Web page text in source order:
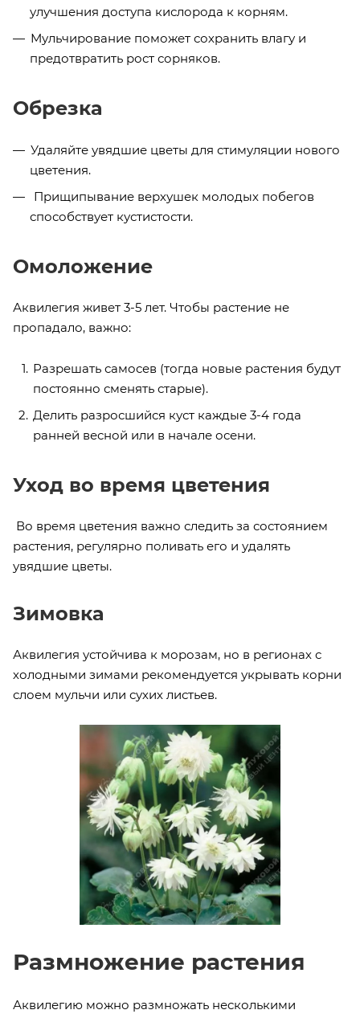
улучшения доступа кислорода к корням.
Мульчирование поможет сохранить влагу и
предотвратить рост сорняков.
Обрезка
Удаляйте увядшие цветы для стимуляции нового
цветения.
Прищипывание верхушек молодых побегов
способствует кустистости.
Омоложение
Аквилегия живет 3-5 лет. Чтобы растение не
пропадало, важно:
Разрешать самосев (тогда новые растения будут
постоянно сменять старые).
Делить разросшийся куст каждые 3-4 года
ранней весной или в начале осени.
Уход во время цветения
Во время цветения важно следить за состоянием
растения, регулярно поливать его и удалять
увядшие цветы.
Зимовка
Аквилегия устойчива к морозам, но в регионах с
холодными зимами рекомендуется укрывать корни
слоем мульчи или сухих листьев.
Размножение растения
Аквилегию можно размножать несколькими